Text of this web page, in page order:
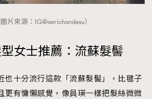
圖片來源：IG@aerichandesu）
女士推薦：流蘇髮髻
也十分流行這款「流蘇髮髻」，比毽子
更有慵懶感覺，像員瑛一樣把髮絲微微